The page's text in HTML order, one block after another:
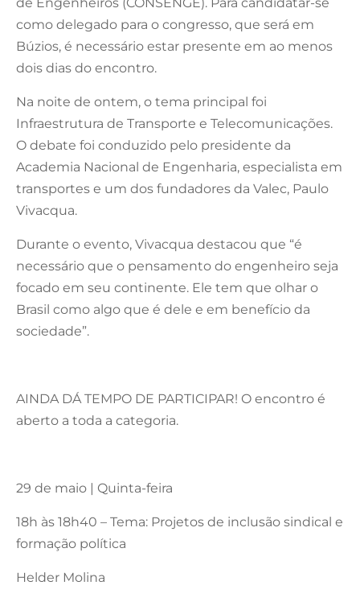
como delegado para o congresso, que será em
Búzios, é necessário estar presente em ao menos
dois dias do encontro.
Na noite de ontem, o tema principal foi
Infraestrutura de Transporte e Telecomunicações.
O debate foi conduzido pelo presidente da
Academia Nacional de Engenharia, especialista em
transportes e um dos fundadores da Valec, Paulo
Vivacqua.
Durante o evento, Vivacqua destacou que “é
necessário que o pensamento do engenheiro seja
focado em seu continente. Ele tem que olhar o
Brasil como algo que é dele e em benefício da
sociedade”.
AINDA DÁ TEMPO DE PARTICIPAR! O encontro é
aberto a toda a categoria.
29 de maio | Quinta-feira
18h às 18h40 – Tema: Projetos de inclusão sindical e
formação política
Helder Molina